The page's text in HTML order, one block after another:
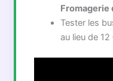
Fromagerie
Tester les
au lieu de